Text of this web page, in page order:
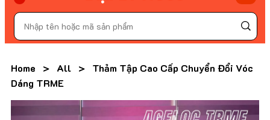
Home > All >
Thảm Tập Cao Cấp Chuyển Đổi Vóc
Dáng TRME